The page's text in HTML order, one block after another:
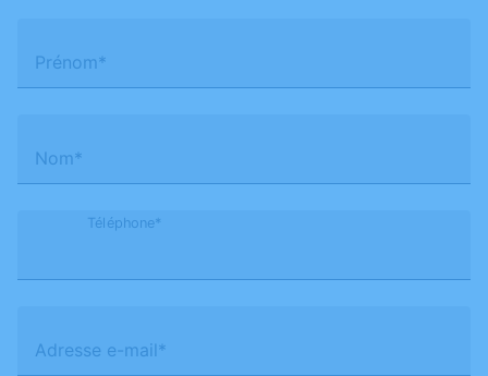
Prénom*
Nom*
Téléphone*
Adresse e-mail*